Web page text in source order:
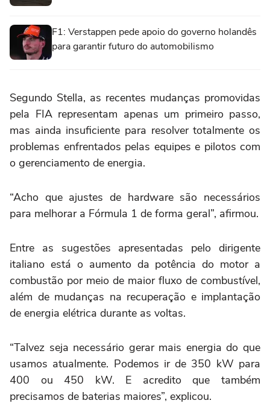
F1: Verstappen pede apoio do governo holandês
para garantir futuro do automobilismo
Segundo Stella, as recentes mudanças promovidas
pela FIA representam apenas um primeiro passo,
mas ainda insuficiente para resolver totalmente os
problemas enfrentados pelas equipes e pilotos com
o gerenciamento de energia.
“Acho que ajustes de hardware são necessários
para melhorar a Fórmula 1 de forma geral”, afirmou.
Entre as sugestões apresentadas pelo dirigente
italiano está o aumento da potência do motor a
combustão por meio de maior fluxo de combustível,
além de mudanças na recuperação e implantação
de energia elétrica durante as voltas.
“Talvez seja necessário gerar mais energia do que
usamos atualmente. Podemos ir de 350 kW para
400 ou 450 kW. E acredito que também
precisamos de baterias maiores”, explicou.